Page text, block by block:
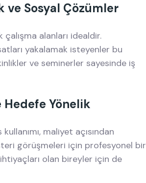
ve Sosyal Çözümler
alanları idealdir.
yakalamak isteyenler bu
ve seminerler sayesinde iş
Hedefe Yönelik
maliyet açısından
görüşmeleri için profesyonel bir
olan bireyler için de